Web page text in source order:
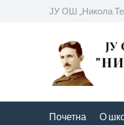
ЈУ ОШ „Никола
Почетна О